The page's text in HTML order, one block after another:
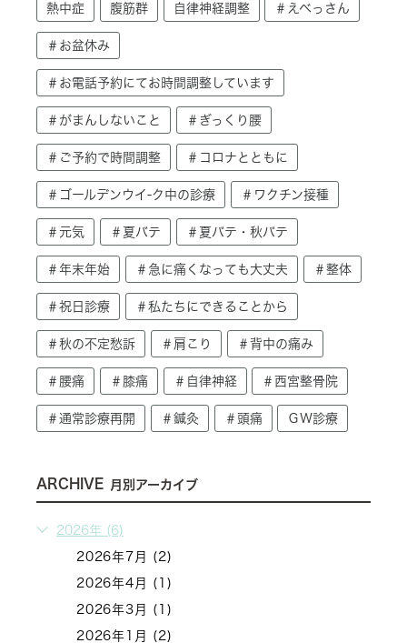
熱中症 腹筋群 自律神経調整 ＃えべっさん
＃お盆休み
＃お電話予約にてお時間調整しています
＃がまんしないこと ＃ぎっくり腰
＃ご予約で時間調整 ＃コロナとともに
＃ゴールデンウイ-ク中の診療 ＃ワクチン接種
＃元気 ＃夏バテ ＃夏バテ・秋バテ
＃年末年始 ＃急に痛くなっても大丈夫 ＃整体
＃祝日診療 ＃私たちにできることから
＃秋の不定愁訴 ＃肩こり ＃背中の痛み
＃腰痛 ＃膝痛 ＃自律神経 ＃西宮整骨院
＃通常診療再開 ＃鍼灸 ＃頭痛 ＧＷ診療
ARCHIVE 月別アーカイブ
2026年 (6)
2026年7月 (2)
2026年4月 (1)
2026年3月 (1)
2026年1月 (2)